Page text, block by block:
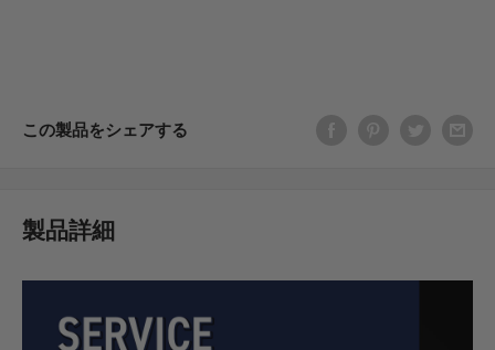
この製品をシェアする
製品詳細